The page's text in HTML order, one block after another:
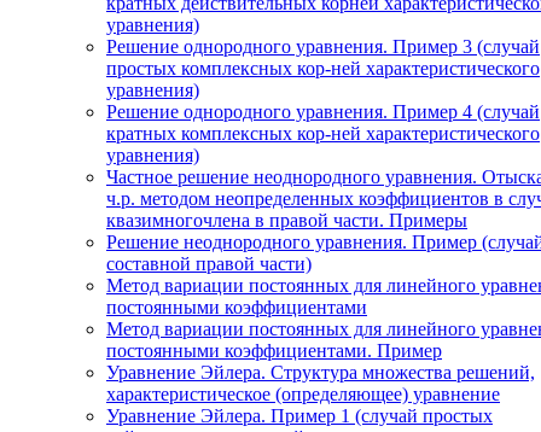
уравнения)
Решение однородного уравнения. Пример 3 (случай
простых комплексных кор-ней характеристического
уравнения)
Решение однородного уравнения. Пример 4 (случай
кратных комплексных кор-ней характеристического
уравнения)
Частное решение неоднородного уравнения.
ч.р. методом неопределенных коэффициентов в
квазимногочлена в правой части. Примеры
Решение неоднородного уравнения. Пример
составной правой части)
Метод вариации постоянных для линейного
постоянными коэффициентами
Метод вариации постоянных для линейного
постоянными коэффициентами. Пример
Уравнение Эйлера. Структура множества решений,
характеристическое (определяющее) уравнение
Уравнение Эйлера. Пример 1 (случай простых